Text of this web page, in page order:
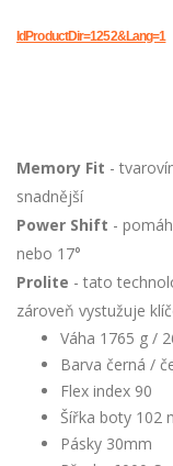
IdProductDir=1252&Lang=1
Memory Fit -
snadnější
Power Shift -
nebo 17°
Prolite - tato
zároveň vystužuje
Váha 1765 g /
Barva černá /
Flex index 90
Šířka boty 102
Pásky 30mm